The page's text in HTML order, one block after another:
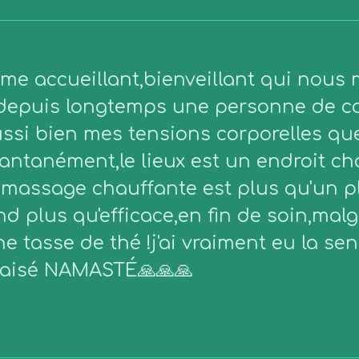
accueillant,bienveillant qui nous
longtemps une personne de
bien mes tensions corporelles
lieux est un endroit
chauffante est plus qu'un
plus qu'efficace,en fin de
tasse de thé !j'ai vraiment eu la
NAMASTÉ🙏🙏🙏